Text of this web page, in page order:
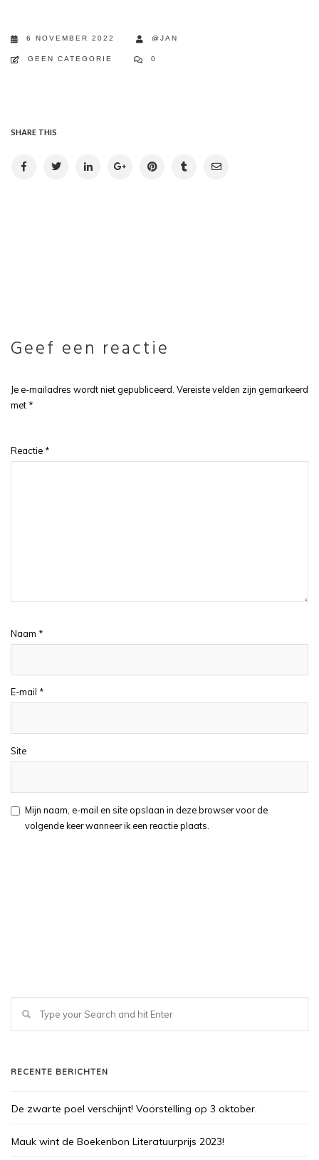
6 NOVEMBER 2022 @JAN
GEEN CATEGORIE 0
SHARE THIS
Geef een reactie
Je e-mailadres wordt niet gepubliceerd. Vereiste velden zijn gemarkeerd
met *
Reactie *
Naam *
E-mail *
Site
Mijn naam, e-mail en site opslaan in deze browser voor de
volgende keer wanneer ik een reactie plaats.
RECENTE BERICHTEN
De zwarte poel verschijnt! Voorstelling op 3 oktober.
Mauk wint de Boekenbon Literatuurprijs 2023!